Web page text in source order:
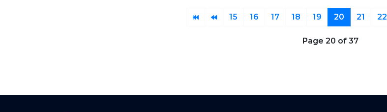
15 16 17 18 19 20 21 22
Page 20 of 37